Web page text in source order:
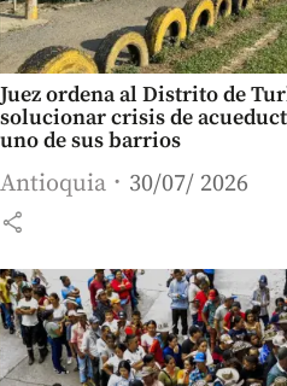
Juez ordena al Distrito de
solucionar crisis de
uno de sus barrios
Antioquia 30/07/ 2026
share